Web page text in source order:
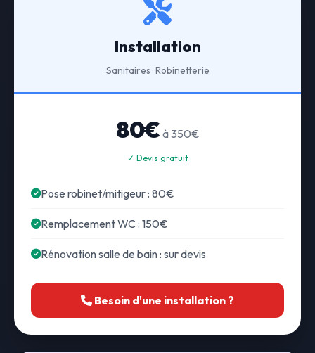
Installation
Sanitaires · Robinetterie
80€ à 350€
✓ Devis gratuit
Pose robinet/mitigeur : 80€
Remplacement WC : 150€
Rénovation salle de bain : sur devis
Besoin d'une installation ?